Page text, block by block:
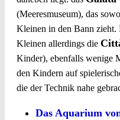
(Meeresmuseum), das
Kleinen in den Bann
Kleinen allerdings die
Kinder), ebenfalls wenige
den Kindern auf
die der Technik nahe
Das Aquarium